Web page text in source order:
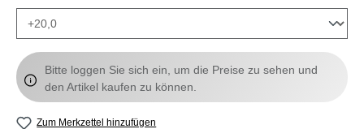
Bitte loggen Sie sich ein, um die Preise zu sehen und
den Artikel kaufen zu können.
Zum Merkzettel hinzufügen